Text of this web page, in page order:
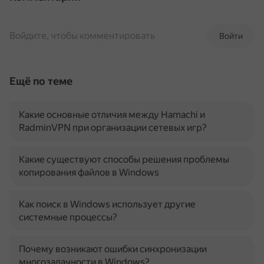
Войти
Войдите, чтобы комментировать
Ещё по теме
Какие основные отличия между Hamachi и
RadminVPN при организации сетевых игр?
Какие существуют способы решения проблемы
копирования файлов в Windows
Как поиск в Windows использует другие
системные процессы?
Почему возникают ошибки синхронизации